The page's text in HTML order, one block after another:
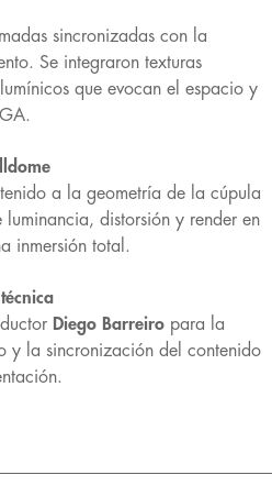
sincronizadas con la
Se integraron texturas
que evocan el espacio y
a la geometría de la cúpula
distorsión y render en
inmersión total.
Diego Barreiro para la
y la sincronización del contenido